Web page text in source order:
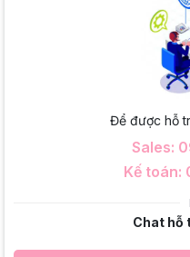
Để được hỗ
Sales:
Kế toán:
Chat hỗ